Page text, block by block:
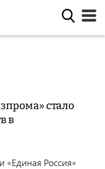
стало
в
«Единая Россия»